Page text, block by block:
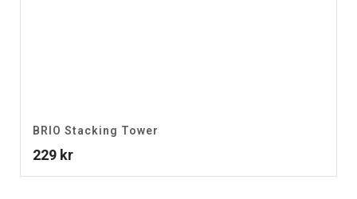
BRIO Stacking Tower
229 kr